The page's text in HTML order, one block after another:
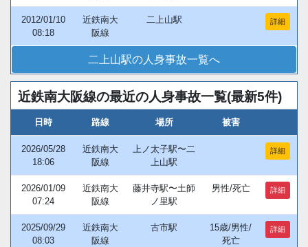
2012/01/10
08:18
近鉄南大
阪線
二上山駅 詳細
二上山駅の人身事故一覧へ
近鉄南大阪線の最近の人身事故一覧(最新5件)
日時 路線 場所 被害
2026/05/28
18:06
近鉄南大
阪線
上ノ太子駅〜二
上山駅
詳細
2026/01/09
07:24
近鉄南大
阪線
藤井寺駅〜土師
ノ里駅
男性/死亡 詳細
2025/09/29
08:03
近鉄南大
阪線
古市駅
15歳/男性/
死亡
詳細